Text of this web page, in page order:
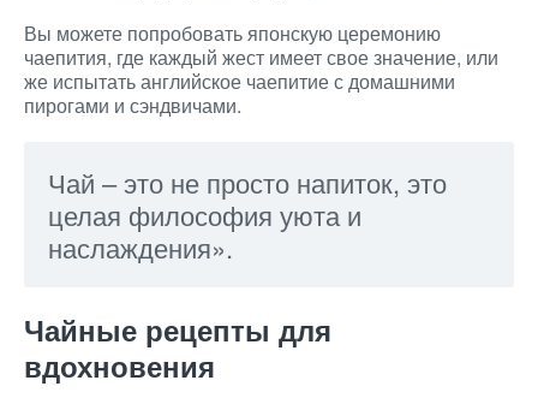
Вы можете попробовать японскую церемонию
чаепития, где каждый жест имеет свое значение, или
же испытать английское чаепитие с домашними
пирогами и сэндвичами.
Чай – это не просто напиток, это
целая философия уюта и
наслаждения».
Чайные рецепты для
вдохновения